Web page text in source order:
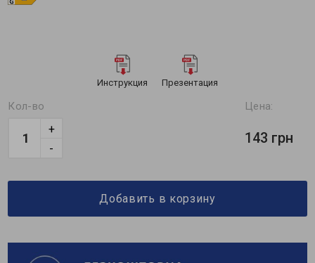
Инструкция Презентация
Кол-во
-
+
Цена:
143 грн
Добавить в корзину